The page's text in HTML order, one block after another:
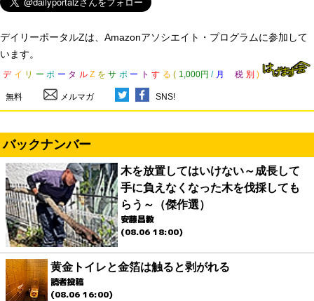
デイリーポータルZは、Amazonアソシエイト・プログラムに参加して
います。
デ イ リ ー ポ ー タ ル Z を サ ポ ー ト す る ( 1,000円 / 月 税 別 )
無料 メルマガ SNS!
バックナンバー
木を放置してはいけない～成長して
手に負えなくなった木を伐採しても
らう～（傑作選）
安藤昌教
(08.06 18:00)
黄金トイレと金箔は触ると剥がれる
読者投稿
(08.06 16:00)